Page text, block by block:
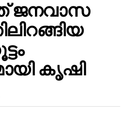
ജനവാസ
കൃഷി